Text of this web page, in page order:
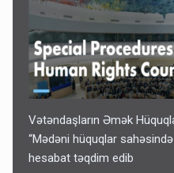
Vətəndaşların Əmək
“Mədəni hüquqlar
hesabat təqdim edib